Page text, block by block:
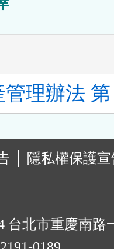
理辦法 第
隱私權保護
台北市重慶南路